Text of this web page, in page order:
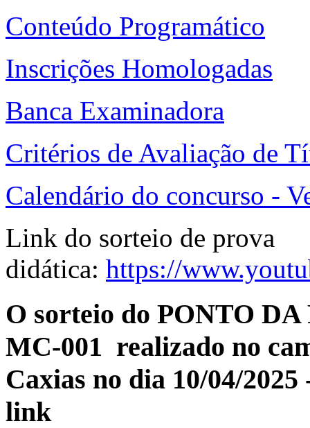
Conteúdo Programático
Inscrições Homologadas
Banca Examinadora
Critérios de Avaliação de
Calendário do concurso -
Link do sorteio de prova
didática: https://
O sorteio do PONTO
MC-001 realizado no
Caxias no dia 10/04/
link